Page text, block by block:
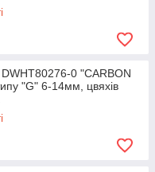
0 "CARBON
"G" 6-14мм, цвяхів